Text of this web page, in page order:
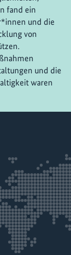
fand ein
und die
von
und die
waren